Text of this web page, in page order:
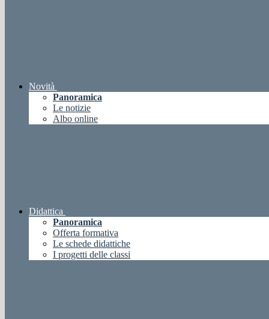
Novità
Panoramica
Le notizie
Albo online
Didattica
Panoramica
Offerta formativa
Le schede didattiche
I progetti delle classi